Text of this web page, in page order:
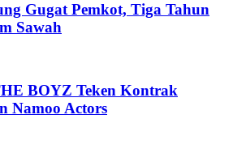
Gugat Pemkot, Tiga Tahun
Sawah
BOYZ Teken Kontrak
Namoo Actors